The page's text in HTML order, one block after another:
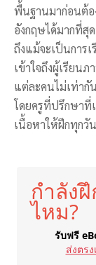
พื้นฐานมาก่อนต้อ
อังกฤษได้มากที่สุ
ถึงแม้จะเป็นการ
เข้าใจถึงผู้เรียน
แต่ละคนไม่เท่ากั
โดยครูที่ปรึกษาที่
เนื้อหาให้ฝึกทุกวั
กำลัง
ไหม?
รับฟรี
ส่งตร